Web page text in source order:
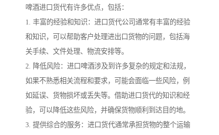
啤酒进口货代有许多优点，包括：
1. 丰富的经验和知识：进口货代公司通常有丰富的经验
和知识，可以帮助客户处理进出口货物的问题，包括海
关手续、文件处理、物流安排等。
2. 降低风险：进口啤酒涉及到许多复杂的规定和法规，
如果不熟悉相关流程和要求，可能会面临一些风险，例
如延误、货物损坏或丢失等。借助进口货代的知识和经
验，可以降低这些风险，并确保货物顺利到达目的地。
3. 提供综合的服务：进口货代通常承担货物的整个运输